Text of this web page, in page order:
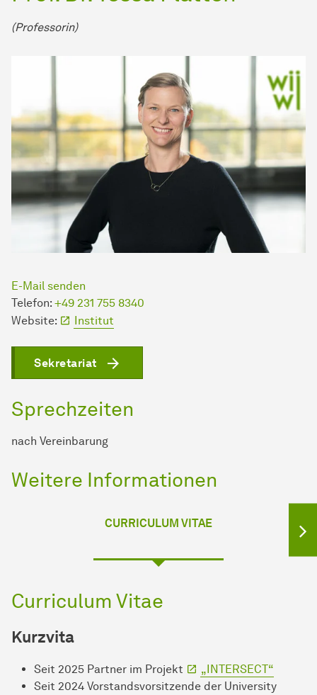
(Professorin)
E-Mail senden
Telefon: +49 231 755 8340
Website:
Institut
Sekretariat
Sprechzeiten
nach Vereinbarung
Weitere Informationen
CURRICULUM VITAE
Curriculum Vitae
Kurzvita
Seit 2025 Partner im Projekt
„INTERSECT“
Seit 2024 Vorstandsvorsitzende der University